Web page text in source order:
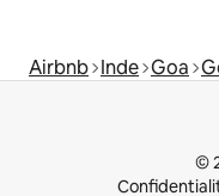
Airbnb Inde Goa
©